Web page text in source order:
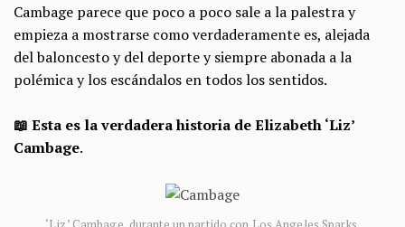
Cambage parece que poco a poco sale a la palestra y
empieza a mostrarse como verdaderamente es, alejada
del baloncesto y del deporte y siempre abonada a la
polémica y los escándalos en todos los sentidos.
📖 Esta es la verdadera historia de Elizabeth ‘Liz’
Cambage.